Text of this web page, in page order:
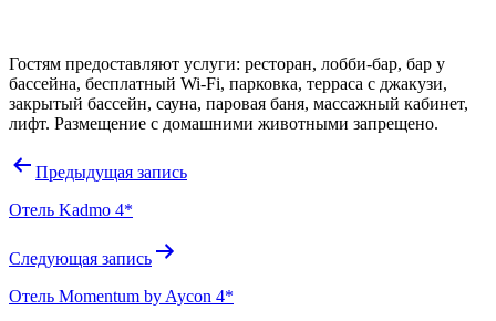
Гостям предоставляют услуги: ресторан, лобби-бар, бар у
бассейна, бесплатный Wi-Fi, парковка, терраса с джакузи,
закрытый бассейн, сауна, паровая баня, массажный кабинет,
лифт. Размещение с домашними животными запрещено.
Навигация
записям
Предыдущая запись
Отель Kadmo 4*
Следующая запись
Отель Momentum by Aycon 4*